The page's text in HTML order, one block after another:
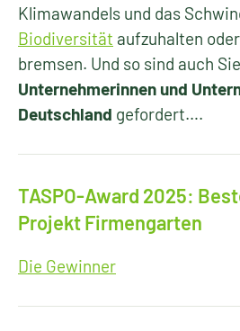
Klimawandels und das
Biodiversität aufzuhalten
bremsen. Und so sind auch
Unternehmerinnen und
Deutschland gefordert….
TASPO-Award 2025:
Projekt Firmengarten
Die Gewinner